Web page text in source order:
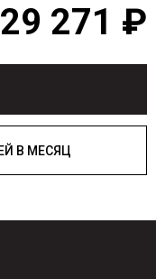
29 271 ₽
РАССРОЧКА ОТ 1000 РУБЛЕЙ В МЕСЯЦ